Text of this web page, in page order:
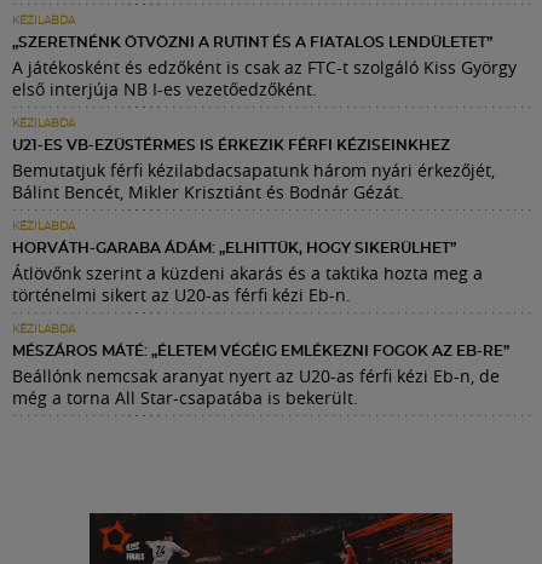
KÉZILABDA
„SZERETNÉNK ÖTVÖZNI A RUTINT ÉS A FIATALOS LENDÜLETET”
A játékosként és edzőként is csak az FTC-t szolgáló Kiss György
első interjúja NB I-es vezetőedzőként.
KÉZILABDA
U21-ES VB-EZÜSTÉRMES IS ÉRKEZIK FÉRFI KÉZISEINKHEZ
Bemutatjuk férfi kézilabdacsapatunk három nyári érkezőjét,
Bálint Bencét, Mikler Krisztiánt és Bodnár Gézát.
KÉZILABDA
HORVÁTH-GARABA ÁDÁM: „ELHITTÜK, HOGY SIKERÜLHET”
Átlövőnk szerint a küzdeni akarás és a taktika hozta meg a
történelmi sikert az U20-as férfi kézi Eb-n.
KÉZILABDA
MÉSZÁROS MÁTÉ: „ÉLETEM VÉGÉIG EMLÉKEZNI FOGOK AZ EB-RE”
Beállónk nemcsak aranyat nyert az U20-as férfi kézi Eb-n, de
még a torna All Star-csapatába is bekerült.